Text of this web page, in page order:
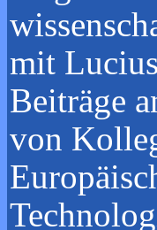
mit
Beiträge
von